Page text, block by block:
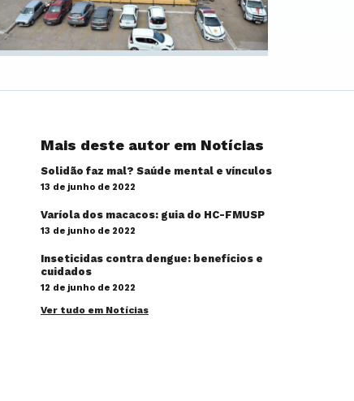
Mais deste autor em Notícias
Solidão faz mal? Saúde mental e vínculos
13 de junho de 2022
Varíola dos macacos: guia do HC-FMUSP
13 de junho de 2022
Inseticidas contra dengue: benefícios e
cuidados
12 de junho de 2022
Ver tudo em Notícias